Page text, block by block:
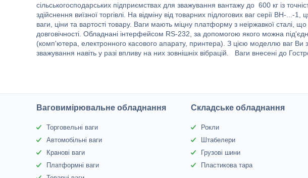
сільськогосподарських підприємствах для зважування вантажу до 600 кг із
здійснення виїзної торгівлі. На відміну від товарних підлогових ваг серії ВН-...-
ваги, ціни та вартості товару. Ваги мають міцну платформу з неіржавкої сталі, що
довговічності. Обладнані інтерфейсом RS-232, за допомогою якого можна
(комп'ютера, електронного касового апарату, принтера). З цією моделлю ваг Ви
зважування навіть у разі впливу на них зовнішніх вібрацій. Ваги внесені до
Ваговимірювальне обладнання
Торговельні ваги
Автомобільні ваги
Кранові ваги
Платформні ваги
Складське обладнання
Рокли
Штабелери
Грузові шини
Пластикова тара